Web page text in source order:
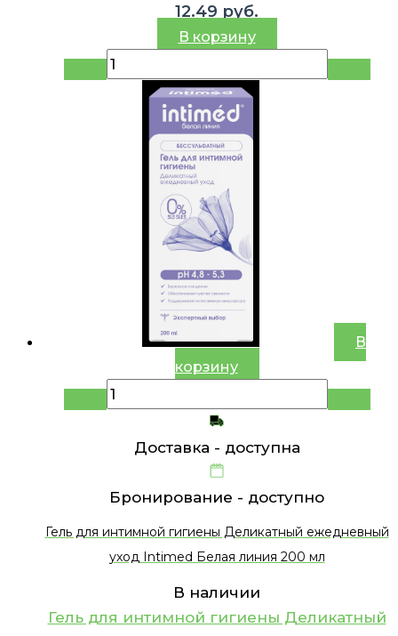
12.49 руб.
В корзину
В
корзину
Доставка - доступна
Бронирование - доступно
Гель для интимной гигиены Деликатный ежедневный
уход Intimed Белая линия 200 мл
В наличии
Гель для интимной гигиены Деликатный